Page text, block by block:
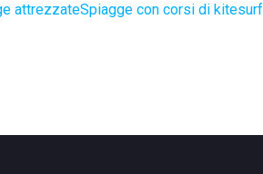
attrezzateSpiagge con corsi di